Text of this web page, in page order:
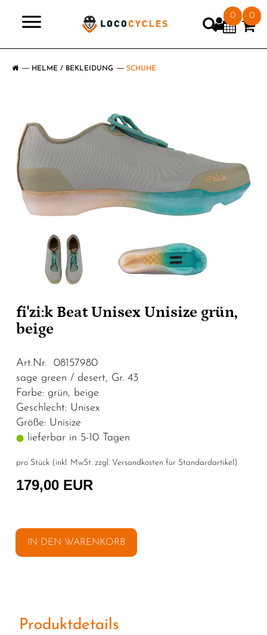
0 0
HELME / BEKLEIDUNG SCHUHE
fi'zi:k Beat Unisex Unisize grün,
beige
Art.Nr. 08157980
sage green / desert, Gr. 43
Farbe: grün, beige
Geschlecht: Unisex
Größe: Unisize
lieferbar in 5-10 Tagen
pro Stück (inkl. MwSt. zzgl. Versandkosten für Standardartikel )
179,00 EUR
IN DEN WARENKORB
Produktdetails